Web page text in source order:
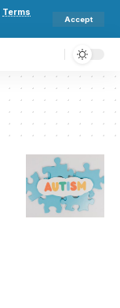
Terms
Accept